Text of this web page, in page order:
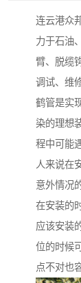
连云港众
力于石油
臂、脱缆
调试、维
鹤管是实
染的理想
程中可能
人来说在
意外情况
在安装的
应该安装
位的时候
点不对也